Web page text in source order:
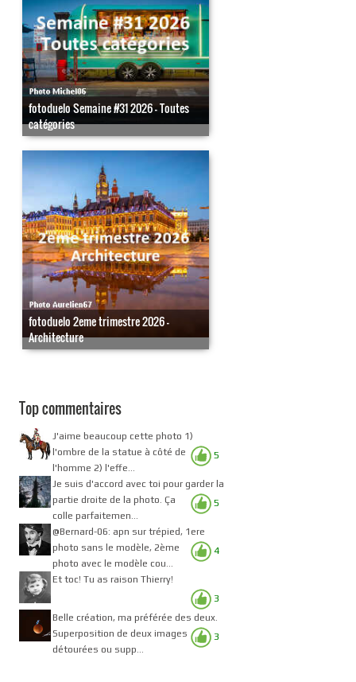
fotoduelo Semaine #31 2026 - Toutes
catégories
fotoduelo 2eme trimestre 2026 -
Architecture
Top commentaires
5
J'aime beaucoup cette photo 1)
l'ombre de la statue à côté de
l'homme 2) l'effe...
5
Je suis d'accord avec toi pour garder la
partie droite de la photo. Ça
colle parfaitemen...
4
@Bernard-06: apn sur trépied, 1ere
photo sans le modèle, 2ème
photo avec le modèle cou...
3
Et toc! Tu as raison Thierry!
3
Belle création, ma préférée des deux.
Superposition de deux images
détourées ou supp...